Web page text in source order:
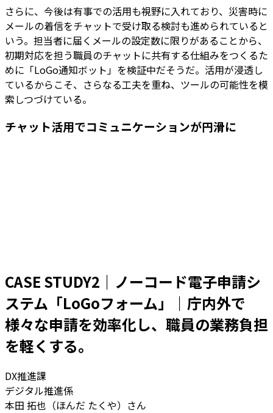
さらに、今後は有事での活用も視野に入れており、災害時に
メールの着信をチャットで受け取る検討も進められていると
いう。担当者に届くメールの設定数に限りがあることから、
初期対応を担う職員のチャットに共有する仕組みをつくるた
めに「LoGo通知ボット」を検証中だそうだ。活用が浸透し
ているからこそ、さらなる工夫を重ね、ツールの可能性を模
索しつづけている。
チャット活用でコミュニケーションが円滑に
CASE STUDY2｜ノーコード電子申請シ
ステム「LoGoフォーム」｜庁内外で
様々な申請を効率化し、職員の業務負担
を軽くする。
DX推進課
デジタル推進係
本田 拓也（ほんだ たくや）さん